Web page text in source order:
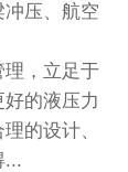
压、航空
，立足于
的液压力
的设计、
...